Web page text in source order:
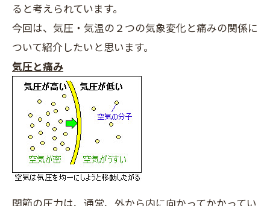
ると考えられています。
今回は、気圧・気温の２つの気象変化と痛みの関係に
ついて紹介したいと思います。
気圧と痛み
関節の圧力は、通常、外から内に向かってかかってい